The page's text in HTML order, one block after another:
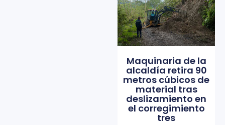
Maquinaria de la
alcaldía retira 90
metros cúbicos de
material tras
deslizamiento en
el corregimiento
tres